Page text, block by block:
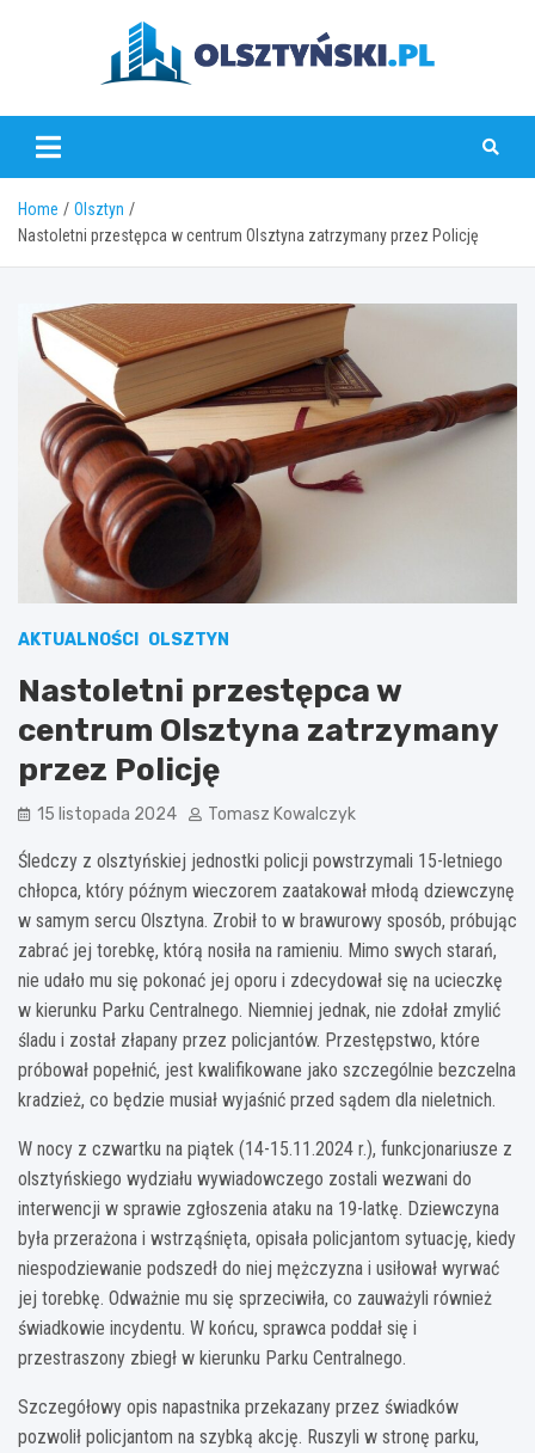
olsztynski.pl
Home
Olsztyn
Nastoletni przestępca w centrum Olsztyna zatrzymany przez Policję
AKTUALNOŚCI OLSZTYN
Nastoletni przestępca w
centrum Olsztyna zatrzymany
przez Policję
15 listopada 2024 Tomasz Kowalczyk
Śledczy z olsztyńskiej jednostki policji powstrzymali 15-letniego
chłopca, który późnym wieczorem zaatakował młodą dziewczynę
w samym sercu Olsztyna. Zrobił to w brawurowy sposób, próbując
zabrać jej torebkę, którą nosiła na ramieniu. Mimo swych starań,
nie udało mu się pokonać jej oporu i zdecydował się na ucieczkę
w kierunku Parku Centralnego. Niemniej jednak, nie zdołał zmylić
śladu i został złapany przez policjantów. Przestępstwo, które
próbował popełnić, jest kwalifikowane jako szczególnie bezczelna
kradzież, co będzie musiał wyjaśnić przed sądem dla nieletnich.
W nocy z czwartku na piątek (14-15.11.2024 r.), funkcjonariusze z
olsztyńskiego wydziału wywiadowczego zostali wezwani do
interwencji w sprawie zgłoszenia ataku na 19-latkę. Dziewczyna
była przerażona i wstrząśnięta, opisała policjantom sytuację, kiedy
niespodziewanie podszedł do niej mężczyzna i usiłował wyrwać
jej torebkę. Odważnie mu się sprzeciwiła, co zauważyli również
świadkowie incydentu. W końcu, sprawca poddał się i
przestraszony zbiegł w kierunku Parku Centralnego.
Szczegółowy opis napastnika przekazany przez świadków
pozwolił policjantom na szybką akcję. Ruszyli w stronę parku,